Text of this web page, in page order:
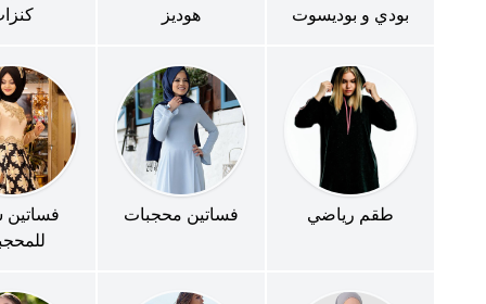
بودي و بوديسوت هوديز
طقم رياضي فساتين محجبات